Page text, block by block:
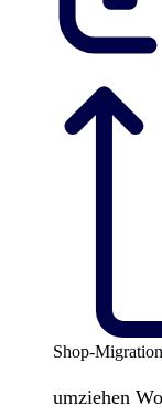
Shop-
umziehen